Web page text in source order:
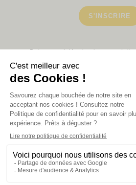
S'INSCRIRE
Retrouvez ici toutes les
VOIR NOS
LA BOUTIQUE